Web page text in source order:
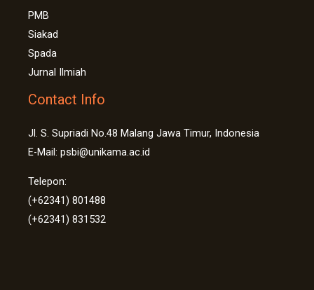
PMB
Siakad
Spada
Jurnal Ilmiah
Contact Info
Jl. S. Supriadi No.48 Malang Jawa Timur, Indonesia
E-Mail: psbi@unikama.ac.id
Telepon:
(+62341) 801488
(+62341) 831532